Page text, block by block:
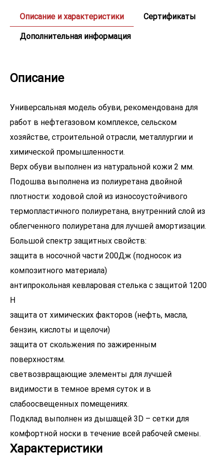
Описание и характеристики Сертификаты
Дополнительная информация
Описание
Универсальная модель обуви, рекомендована для
работ в нефтегазовом комплексе, сельском
хозяйстве, строительной отрасли, металлургии и
химической промышленности.
Верх обуви выполнен из натуральной кожи 2 мм.
Подошва выполнена из полиуретана двойной
плотности: ходовой слой из износоустойчивого
термопластичного полиуретана, внутренний слой из
облегченного полиуретана для лучшей амортизации.
Большой спектр защитных свойств:
защита в носочной части 200Дж (подносок из
композитного материала)
антипрокольная кевларовая стелька с защитой 1200
Н
защита от химических факторов (нефть, масла,
бензин, кислоты и щелочи)
защита от скольжения по зажиренным
поверхностям.
светвозвращающие элементы для лучшей
видимости в темное время суток и в
слабоосвещенных помещениях.
Подклад выполнен из дышащей 3D – сетки для
комфортной носки в течение всей рабочей смены.
Характеристики